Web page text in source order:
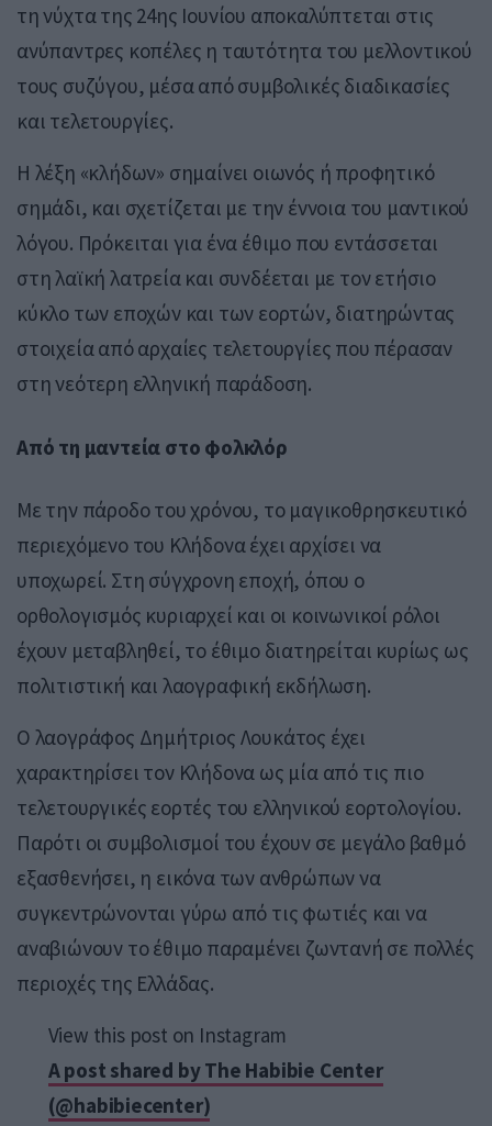
τη νύχτα της 24ης Ιουνίου αποκαλύπτεται στις
ανύπαντρες κοπέλες η ταυτότητα του μελλοντικού
τους συζύγου, μέσα από συμβολικές διαδικασίες
και τελετουργίες.
Η λέξη «κλήδων» σημαίνει οιωνός ή προφητικό
σημάδι, και σχετίζεται με την έννοια του μαντικού
λόγου. Πρόκειται για ένα έθιμο που εντάσσεται
στη λαϊκή λατρεία και συνδέεται με τον ετήσιο
κύκλο των εποχών και των εορτών, διατηρώντας
στοιχεία από αρχαίες τελετουργίες που πέρασαν
στη νεότερη ελληνική παράδοση.
Από τη μαντεία στο φολκλόρ
Με την πάροδο του χρόνου, το μαγικοθρησκευτικό
περιεχόμενο του Κλήδονα έχει αρχίσει να
υποχωρεί. Στη σύγχρονη εποχή, όπου ο
ορθολογισμός κυριαρχεί και οι κοινωνικοί ρόλοι
έχουν μεταβληθεί, το έθιμο διατηρείται κυρίως ως
πολιτιστική και λαογραφική εκδήλωση.
Ο λαογράφος Δημήτριος Λουκάτος έχει
χαρακτηρίσει τον Κλήδονα ως μία από τις πιο
τελετουργικές εορτές του ελληνικού εορτολογίου.
Παρότι οι συμβολισμοί του έχουν σε μεγάλο βαθμό
εξασθενήσει, η εικόνα των ανθρώπων να
συγκεντρώνονται γύρω από τις φωτιές και να
αναβιώνουν το έθιμο παραμένει ζωντανή σε πολλές
περιοχές της Ελλάδας.
View this post on Instagram
A post shared by The Habibie Center
(@habibiecenter)